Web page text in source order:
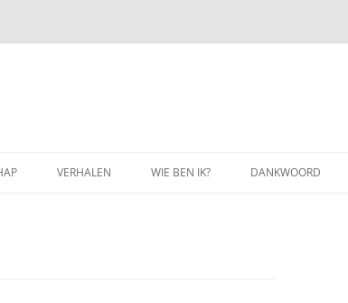
VERHALEN WIE BEN IK? DANKWOORD